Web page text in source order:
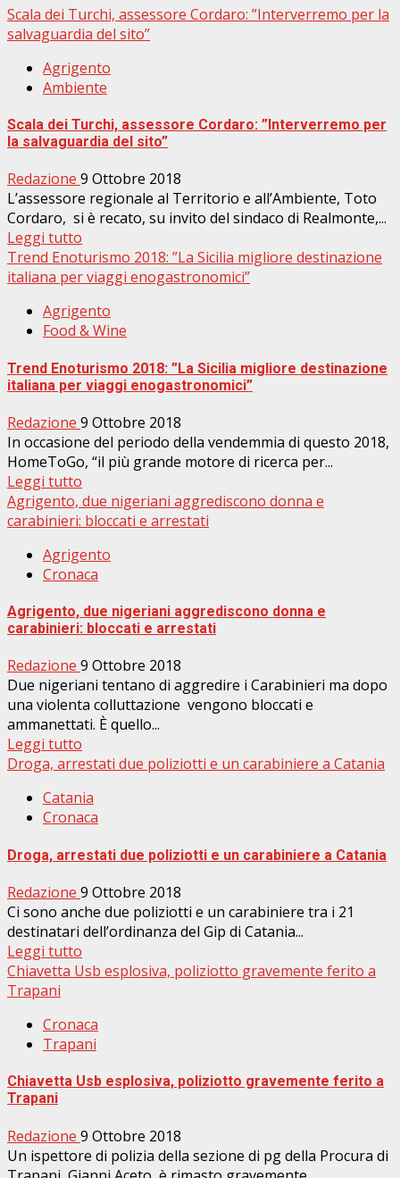
Scala dei Turchi, assessore Cordaro: ”Interverremo per la
salvaguardia del sito”
Agrigento
Ambiente
Scala dei Turchi, assessore Cordaro: ”Interverremo per
la salvaguardia del sito”
Redazione 9 Ottobre 2018
L’assessore regionale al Territorio e all’Ambiente, Toto
Cordaro, si è recato, su invito del sindaco di Realmonte,...
Leggi tutto
Trend Enoturismo 2018: ”La Sicilia migliore destinazione
italiana per viaggi enogastronomici”
Agrigento
Food & Wine
Trend Enoturismo 2018: ”La Sicilia migliore destinazione
italiana per viaggi enogastronomici”
Redazione 9 Ottobre 2018
In occasione del periodo della vendemmia di questo 2018,
HomeToGo, “il più grande motore di ricerca per...
Leggi tutto
Agrigento, due nigeriani aggrediscono donna e
carabinieri: bloccati e arrestati
Agrigento
Cronaca
Agrigento, due nigeriani aggrediscono donna e
carabinieri: bloccati e arrestati
Redazione 9 Ottobre 2018
Due nigeriani tentano di aggredire i Carabinieri ma dopo
una violenta colluttazione vengono bloccati e
ammanettati. È quello...
Leggi tutto
Droga, arrestati due poliziotti e un carabiniere a Catania
Catania
Cronaca
Droga, arrestati due poliziotti e un carabiniere a Catania
Redazione 9 Ottobre 2018
Ci sono anche due poliziotti e un carabiniere tra i 21
destinatari dell’ordinanza del Gip di Catania...
Leggi tutto
Chiavetta Usb esplosiva, poliziotto gravemente ferito a
Trapani
Cronaca
Trapani
Chiavetta Usb esplosiva, poliziotto gravemente ferito a
Trapani
Redazione 9 Ottobre 2018
Un ispettore di polizia della sezione di pg della Procura di